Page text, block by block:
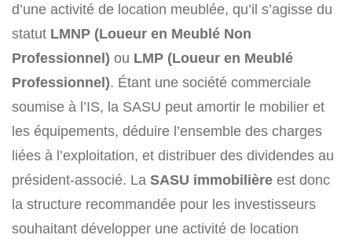
d’une activité de location meublée, qu’il s’agisse du
statut LMNP (Loueur en Meublé Non
Professionnel) ou LMP (Loueur en Meublé
Professionnel). Étant une société commerciale
soumise à l’IS, la SASU peut amortir le mobilier et
les équipements, déduire l’ensemble des charges
liées à l’exploitation, et distribuer des dividendes au
président-associé. La SASU immobilière est donc
la structure recommandée pour les investisseurs
souhaitant développer une activité de location